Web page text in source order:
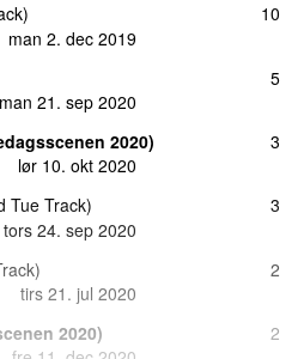
)
man 2. dec 2019
10
man 21. sep 2020
5
2020)
lør 10. okt 2020
3
Tue Track)
tors 24. sep 2020
3
)
tirs 21. jul 2020
2
2020)
2